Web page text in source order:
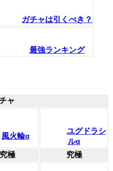
ガチャは引くべき？
最強ランキング
ャ
風火輪α
ユグドラシ
ルα
極 究極